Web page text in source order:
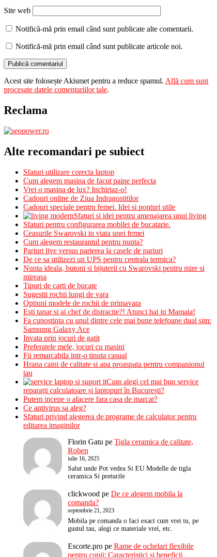
Site web
Notifică-mă prin email când sunt publicate alte comentarii.
Notifică-mă prin email când sunt publicate articole noi.
Acest site folosește Akismet pentru a reduce spamul. Află cum sunt
procesate datele comentariilor tale.
Reclama
Alte recomandari pe subiect
Sfaturi utilizare corecta laptop
Cum alegem masina de facut paine perfecta
Vrei o masina de lux? Inchiriaz-o!
Cadouri online de Ziua Indragostitilor
Cadouri speciale pentru femei. Idei si ponturi utile
Sfaturi si idei pentru amenajarea unui living
Sfaturi pentru configurarea mobilei de bucatarie.
Ceasurile Swarovski in viata unei femei
Cum alegem restaurantul pentru nunta?
Pariuri live versus parierea la casele de pariuri
De ce sa utilizezi un UPS pentru centrala termica?
Nunta ideala, butoni si bijuterii cu Swarovski pentru mire si
mireasa
Tipuri de carti de bucate
Sugestii rochii lungi de vara
Optiuni modele de rochii de primavara
Esti tanar si ai chef de distractie?! Atunci hai in Mamaia!
Fa cunostinta cu unul dintre cele mai bune telefoane dual sim:
Samsung Galaxy Ace
Invata prin jocuri de gatit
Preferatele mele, jocuri cu masini
Fii remarcabila intr-o tinuta casual
Hrana caini de calitate si apa proaspata pentru companionul
tau
Cum alegi cel mai bun service
reparații calculatoare și laptopuri în București?
Putem incepe o afacere fara casa de marcat?
Ce antivirus sa aleg?
Sfaturi privind alegerea de programe de calculator pentru
editarea imaginilor
Florin Gatu pe Tigla ceramica de calitate,
Roben
iulie 16, 2025
Salut unde Pot vedea Si EU Modelle de tigla
ceramica Si preturile
clickwood pe De ce alegem mobila la
comanda?
septembrie 21, 2023
Mobila pe comanda o faci exact cum vrei tu, pe
gustul tau, alegi ce materiale vrei, etc.
Escorte.pro pe Rame de ochelari flexibile
pentru copii: Caracteristici si beneficii